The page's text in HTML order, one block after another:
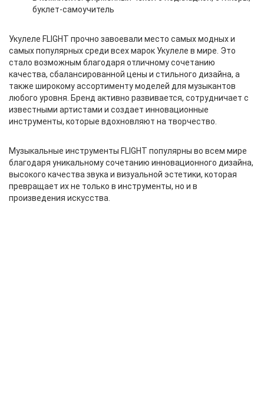
буклет-самоучитель
Укулеле FLIGHT прочно завоевали место самых модных и
самых популярных среди всех марок Укулеле в мире. Это
стало возможным благодаря отличному сочетанию
качества, сбалансированной цены и стильного дизайна, а
также широкому ассортименту моделей для музыкантов
любого уровня. Бренд активно развивается, сотрудничает с
известными артистами и создает инновационные
инструменты, которые вдохновляют на творчество.
Музыкальные инструменты FLIGHT популярны во всем мире
благодаря уникальному сочетанию инновационного дизайна,
высокого качества звука и визуальной эстетики, которая
превращает их не только в инструменты, но и в
произведения искусства.